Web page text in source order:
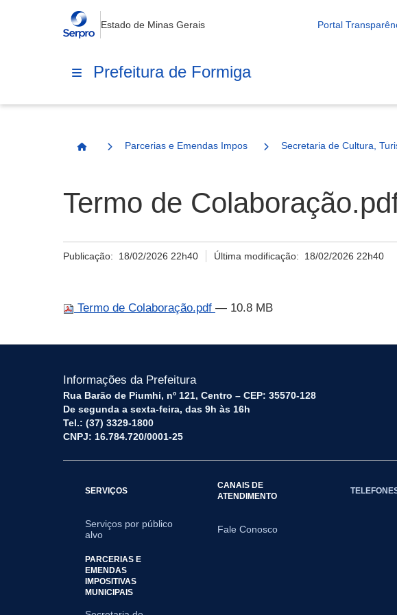
Estado de Minas Gerais Portal
Prefeitura de Formiga
Página Inicial
Parcerias e Emendas Impositivas MunicipaisSecretaria de Cultura,
Termo de
Publicação: 18/02/2026 22h40 Última modificação: 18/02/2026 22h40
Termo de Colaboração.pdf — 10.8 MB
Informações da Prefeitura
Rua Barão de Piumhi, nº 121, Centro – CEP: 35570-128
De segunda a sexta-feira, das 9h às 16h
Tel.: (37) 3329-1800
CNPJ: 16.784.720/0001-25
SERVIÇOS
Serviços por público
alvo
CANAIS DE
ATENDIMENTO
Fale Conosco
PARCERIAS E
EMENDAS
IMPOSITIVAS
MUNICIPAIS